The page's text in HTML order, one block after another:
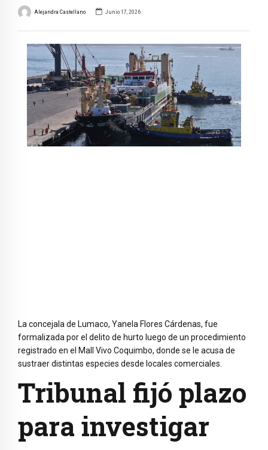
Alejandra Castellano Junio 17, 2026
La concejala de Lumaco, Yanela Flores Cárdenas, fue
formalizada por el delito de hurto luego de un procedimiento
registrado en el Mall Vivo Coquimbo, donde se le acusa de
sustraer distintas especies desde locales comerciales.
Tribunal fijó plazo
para investigar